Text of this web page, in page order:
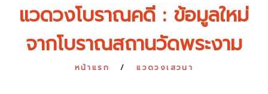
แวดวงโบราณคดี : ข้อมูลใหม่
จากโบราณสถานวัดพระงาม
หน้าแรก แวดวงเสวนา